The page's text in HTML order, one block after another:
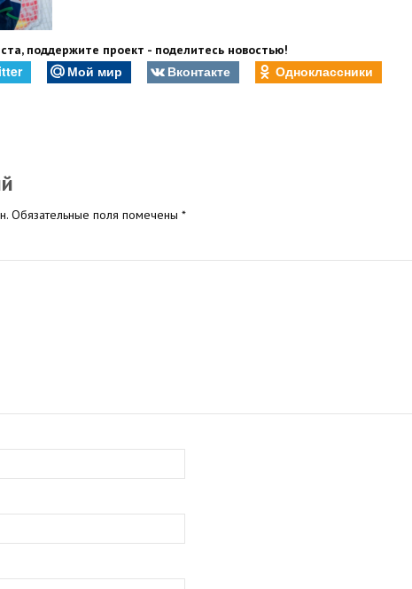
поддержите проект - поделитесь новостью!
Мой мир Вконтакте Одноклассники
Обязательные поля помечены *